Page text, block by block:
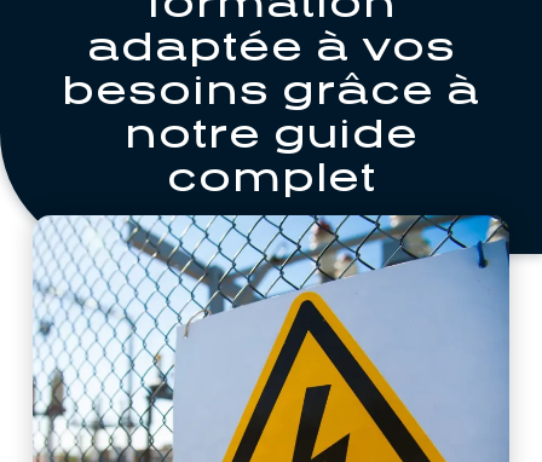
adaptée à vos
besoins grâce à
notre guide
complet
09/12/2024